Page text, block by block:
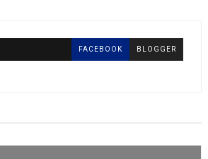
FACEBOOK BLOGGER